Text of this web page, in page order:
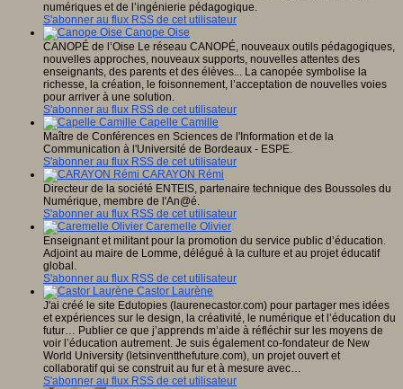
numériques et de l’ingénierie pédagogique.
S'abonner au flux RSS de cet utilisateur
Canope Oise
CANOPÉ de l’Oise Le réseau CANOPÉ, nouveaux outils pédagogiques,
nouvelles approches, nouveaux supports, nouvelles attentes des
enseignants, des parents et des élèves... La canopée symbolise la
richesse, la création, le foisonnement, l’acceptation de nouvelles voies
pour arriver à une solution.
S'abonner au flux RSS de cet utilisateur
Capelle Camille
Maître de Conférences en Sciences de l'Information et de la
Communication à l'Université de Bordeaux - ESPE.
S'abonner au flux RSS de cet utilisateur
CARAYON Rémi
Directeur de la société ENTEIS, partenaire technique des Boussoles du
Numérique, membre de l'An@é.
S'abonner au flux RSS de cet utilisateur
Caremelle Olivier
Enseignant et militant pour la promotion du service public d’éducation.
Adjoint au maire de Lomme, délégué à la culture et au projet éducatif
global.
S'abonner au flux RSS de cet utilisateur
Castor Laurène
J'ai créé le site Edutopies (laurenecastor.com) pour partager mes idées
et expériences sur le design, la créativité, le numérique et l’éducation du
futur… Publier ce que j’apprends m’aide à réfléchir sur les moyens de
voir l’éducation autrement. Je suis également co-fondateur de New
World University (letsinventthefuture.com), un projet ouvert et
collaboratif qui se construit au fur et à mesure avec…
S'abonner au flux RSS de cet utilisateur